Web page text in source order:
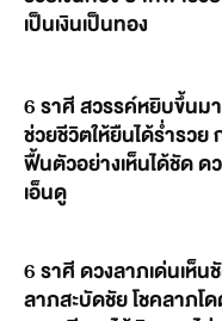
เป็นเงินเป็นทอง
6 ราศี สวรรค์หยิบขึ้นม
ช่วยชีวิตให้ยืนได้ร่ำรวย
ฟื้นตัวอย่างเห็นได้ชัด ด
เอ็นดู
6 ราศี ดวงลาภเด่นเห็น
ลาภสะบัดชัย โชคลาภโ